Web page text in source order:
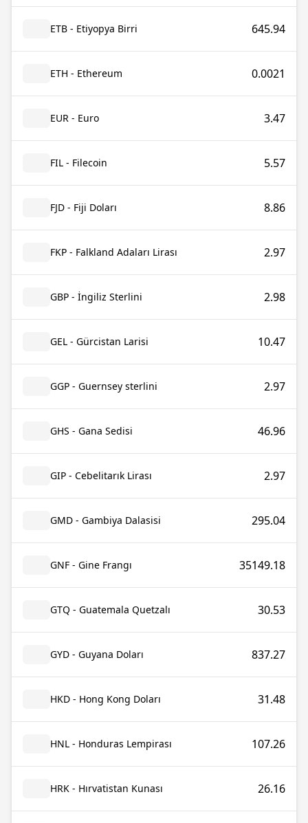
ETB - Etiyopya Birri 645.94
ETH - Ethereum 0.0021
EUR - Euro 3.47
FIL - Filecoin 5.57
FJD - Fiji Doları 8.86
FKP - Falkland Adaları Lirası 2.97
GBP - İngiliz Sterlini 2.98
GEL - Gürcistan Larisi 10.47
GGP - Guernsey sterlini 2.97
GHS - Gana Sedisi 46.96
GIP - Cebelitarık Lirası 2.97
GMD - Gambiya Dalasisi 295.04
GNF - Gine Frangı 35149.18
GTQ - Guatemala Quetzalı 30.53
GYD - Guyana Doları 837.27
HKD - Hong Kong Doları 31.48
HNL - Honduras Lempirası 107.26
HRK - Hırvatistan Kunası 26.16